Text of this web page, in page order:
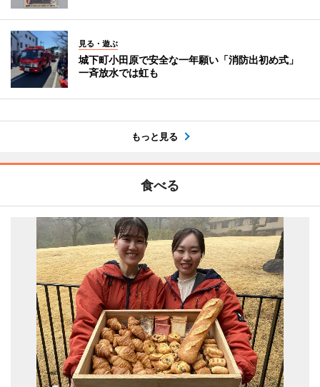
見る・遊ぶ
城下町小田原で安全な一年願い「消防出初め式」
一斉放水では虹も
もっと見る
食べる